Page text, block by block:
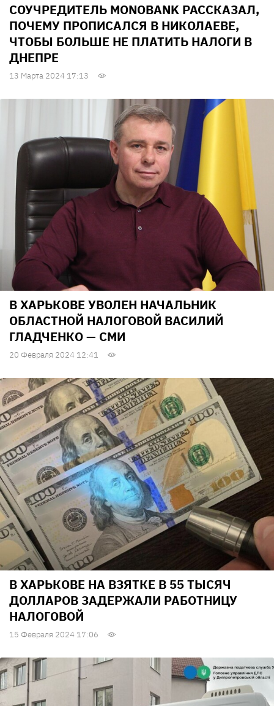
СОУЧРЕДИТЕЛЬ MONOBANK РАССКАЗАЛ,
ПОЧЕМУ ПРОПИСАЛСЯ В НИКОЛАЕВЕ,
ЧТОБЫ БОЛЬШЕ НЕ ПЛАТИТЬ НАЛОГИ В
ДНЕПРЕ
13 Марта 2024 17:13
В ХАРЬКОВЕ УВОЛЕН НАЧАЛЬНИК
ОБЛАСТНОЙ НАЛОГОВОЙ ВАСИЛИЙ
ГЛАДЧЕНКО — СМИ
20 Февраля 2024 12:41
В ХАРЬКОВЕ НА ВЗЯТКЕ В 55 ТЫСЯЧ
ДОЛЛАРОВ ЗАДЕРЖАЛИ РАБОТНИЦУ
НАЛОГОВОЙ
15 Февраля 2024 17:06